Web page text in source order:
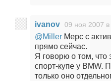
ivanov 09 ноя 2007
@MillerМерс с
прямо сейчас.
Я говорю о том, что
спорт-купе у BMW.
только оно